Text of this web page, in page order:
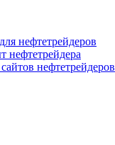
нефтетрейдеров
нефтетрейдера
нефтетрейдеров